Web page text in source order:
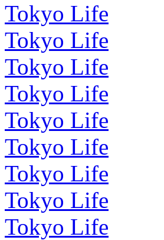
Tokyo Life
Tokyo Life
Tokyo Life
Tokyo Life
Tokyo Life
Tokyo Life
Tokyo Life
Tokyo Life
Tokyo Life